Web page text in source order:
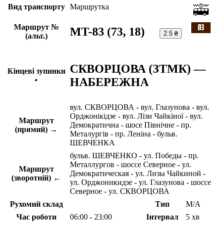
Вид транспорту
Маршрутка
Маршрут №
(альт.)
MT-83 (73, 18) 2.5 ₴
Кінцеві зупинки
•
СКВОРЦОВА (ЗТМК) —
НАБЕРЕЖНА
Маршрут
(прямий) →
вул. СКВОРЦОВА - вул. Глазунова - вул.
Орджонікідзе - вул. Лізи Чайкіної - вул.
Демократична - шосе Північне - пр.
Металургів - пр. Леніна - бульв.
ШЕВЧЕНКА
Маршрут
(зворотній) ←
бульв. ШЕВЧЕНКО - ул. Победы - пр.
Металлургов - шоссе Северное - ул.
Демократическая - ул. Лизы Чайкиной -
ул. Орджоникидзе - ул. Глазунова - шоссе
Северное - ул. СКВОРЦОВА
Рухомий склад
Тип
М/А
Час роботи
06:00 - 23:00 Інтервал
5 хв